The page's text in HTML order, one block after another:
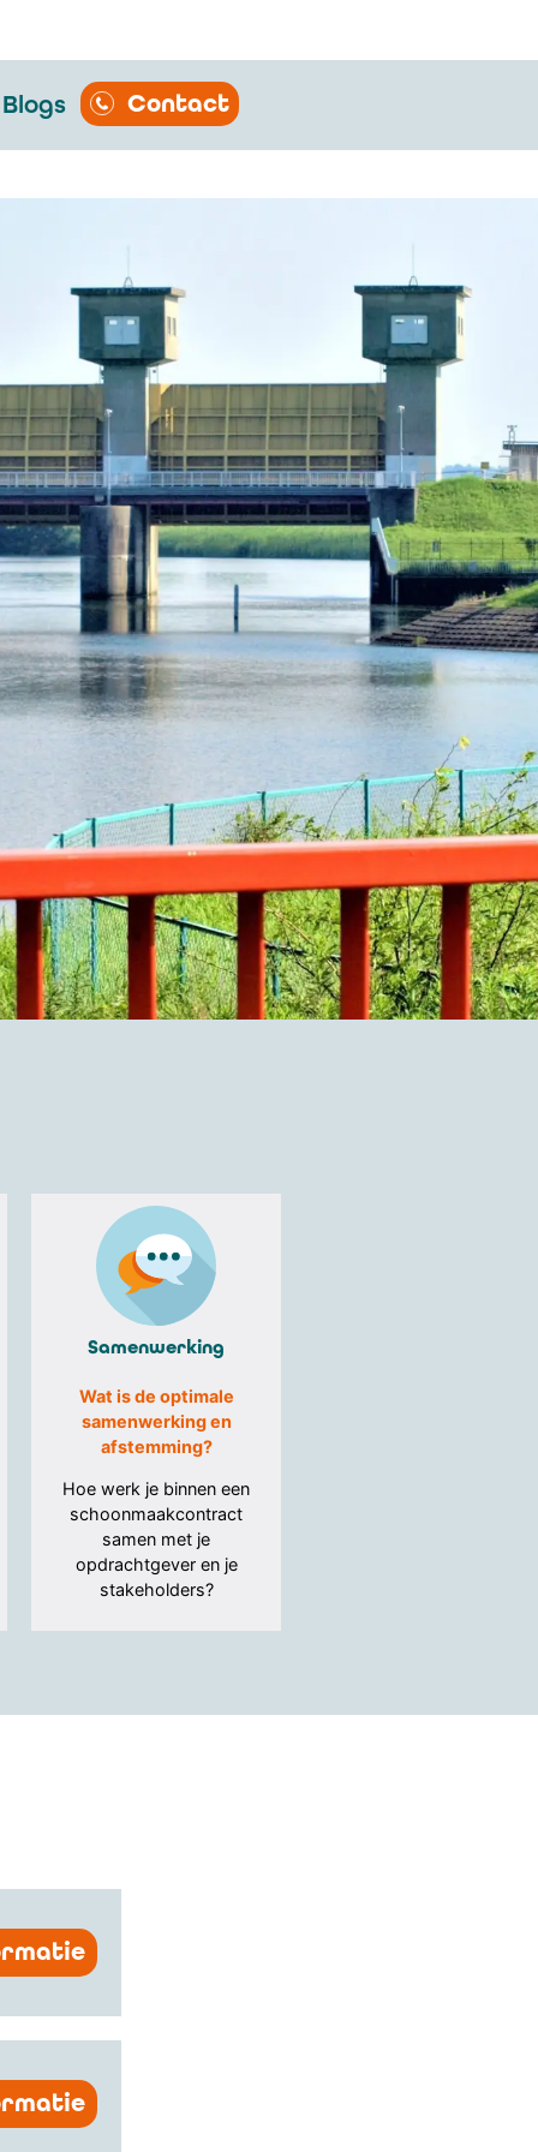
Blogs Contact
Samenwerking
Wat is de optimale
samenwerking en
afstemming?
Hoe werk je binnen een
schoonmaakcontract
samen met je
opdrachtgever en je
stakeholders?